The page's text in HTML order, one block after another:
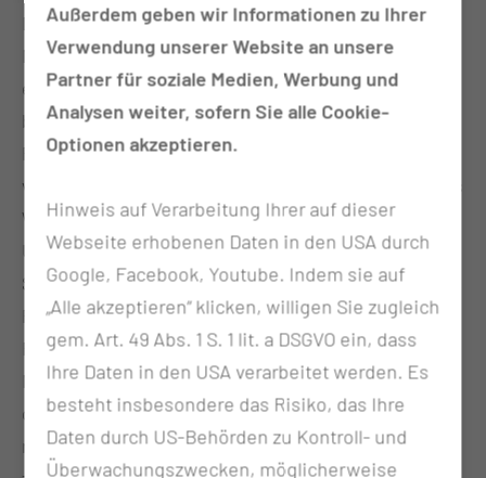
Das Uro-Onkologische Zentrum an der
Medizinischen Universität Lausitz - Carl Thiem ist
ein Kompetenzzentrum mit dem Ziel der
bestmöglichen Behandlung von Patientinnen und
Patienten. Hierzu arbeiten Spezialisten der
verschiedenen Fachrichtungen eng zusammen. Das
Wissen und die Erfahrung von Urologinnen und
Urologen, Strahlentherapeutinnen und
Strahlentherapeuten, Onkologinnen und Onkologen,
Pathologinnen und Pathologen, Radiologinnen und
Radiologen, Nuklearmedizinerinnen und
Nuklearmedizinern und weiteren Partnern stehen
damit gebündelt zur Verfügung. Hochmoderne
medizinische Geräte ermöglichen eine
Außerdem geben wir Informationen zu Ihrer
Verwendung unserer Website an unsere
Partner für soziale Medien, Werbung und
Analysen weiter, sofern Sie alle Cookie-
Optionen akzeptieren.
Hinweis auf Verarbeitung Ihrer auf dieser
Webseite erhobenen Daten in den USA durch
Google, Facebook, Youtube. Indem sie auf
„Alle akzeptieren“ klicken, willigen Sie zugleich
gem. Art. 49 Abs. 1 S. 1 lit. a DSGVO ein, dass
Ihre Daten in den USA verarbeitet werden. Es
besteht insbesondere das Risiko, das Ihre
Daten durch US-Behörden zu Kontroll- und
Überwachungszwecken, möglicherweise